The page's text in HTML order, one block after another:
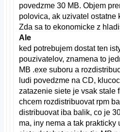
povedzme 30 MB. Objem
polovica, ak uzivatel ostatne
Zda sa to ekonomicke z
Ale
ked potrebujem dostat ten
pouzivatelov, znamena to
MB .exe suboru a
ludi povedzme na CD,
zatazenie siete je vsak stale
chcem rozdistribuovat rpm
distribuovat iba balik, co je
ma, iny nema a tak